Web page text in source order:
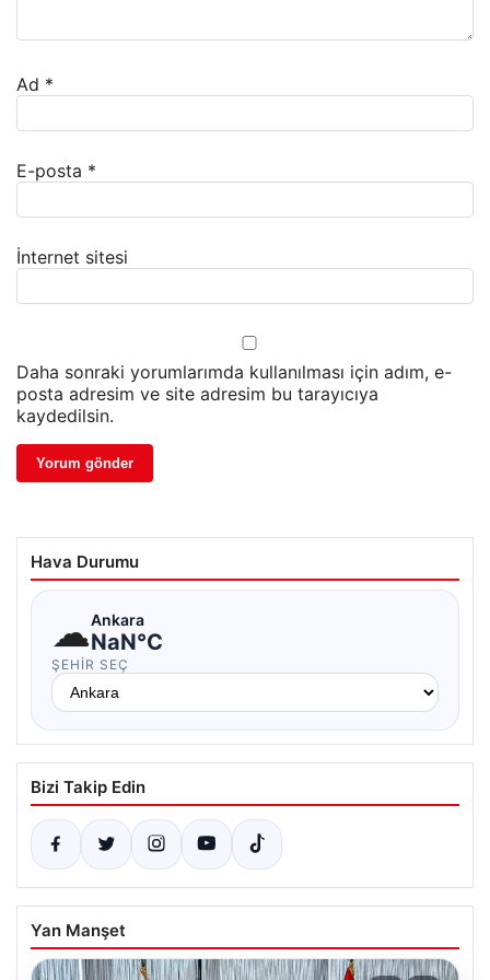
Ad *
E-posta *
İnternet sitesi
Daha sonraki yorumlarımda kullanılması için adım, e-
posta adresim ve site adresim bu tarayıcıya
kaydedilsin.
Hava Durumu
☁Ankara
NaN°C
ŞEHIR SEÇ
Bizi Takip Edin
Yan Manşet